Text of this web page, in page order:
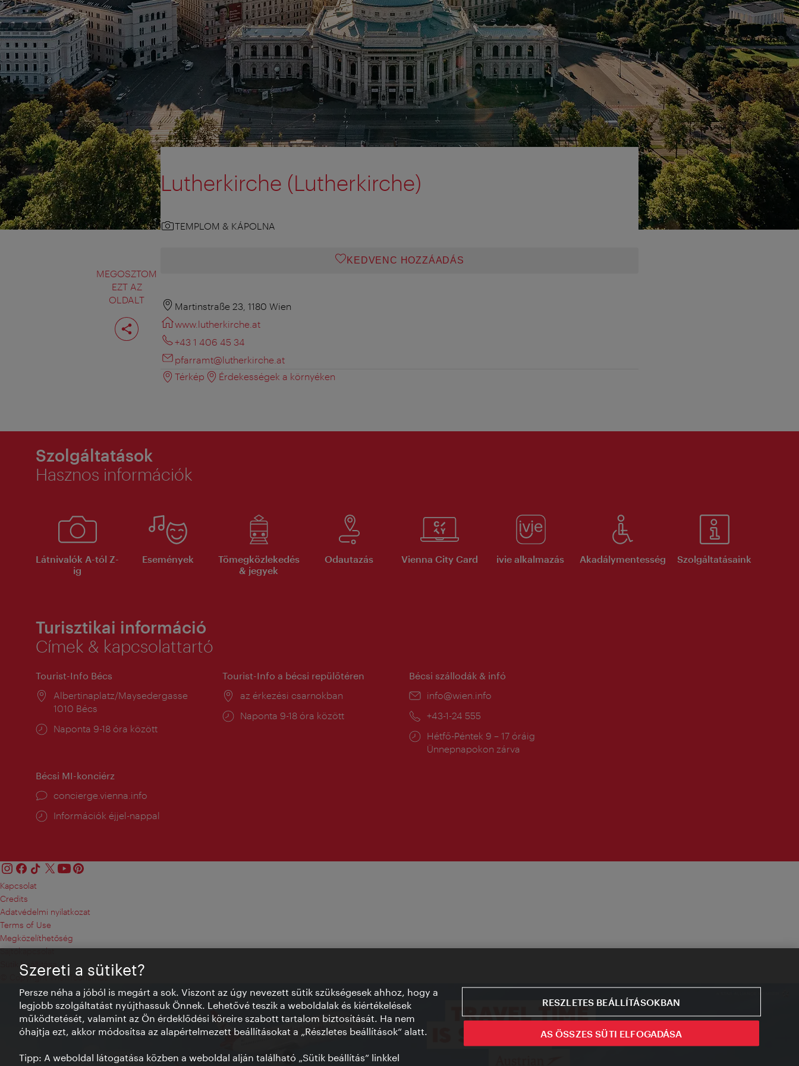
MEGOSZTOM
EZT AZ
OLDALT
Oldal
megosztása
Lutherkirche (Lutherkirche)
TEMPLOM & KÁPOLNA
KEDVENC HOZZÁADÁS
Martinstraße 23, 1180 Wien
www.lutherkirche.at
+43 1 406 45 34
pfarramt@lutherkirche.at
Térkép
Érdekességek a környéken
Szolgáltatások
Hasznos információk
Látnivalók A-tól Z-
ig
Események
Tömegközlekedés
& jegyek
Odautazás Vienna City Card ivie alkalmazás Akadálymentesség Szolgáltatásaink
Turisztikai információ
Címek & kapcsolattartó
Tourist-Info Bécs
Helyszín:
Albertinaplatz/Maysedergasse
1010 Bécs
Nyitva
Naponta 9-18 óra között
Tourist-Info a bécsi repülőtéren
Helyszín:
az érkezési csarnokban
Nyitva
Naponta 9-18 óra között
Bécsi szállodák & infó
E-
info@wien.info
Telefon:
+43-1-24 555
Nyitva
tartás:
Hétfő-Péntek 9 – 17 óráig
Ünnepnapokon zárva
Bécsi MI-konciérz
concierge.vienna.info
Információk éjjel-nappal
Kapcsolat
Credits
Adatvédelmi nyilatkozat
Terms of Use
Megközelíthetőség
Sajtókapcsolat
Sütik beállítása
© Copyright WienTourismus
Szereti a sütiket?
Persze néha a jóból is megárt a sok. Viszont az úgy nevezett sütik szükségesek ahhoz, hogy a
legjobb szolgáltatást nyújthassuk Önnek. Lehetővé teszik a weboldalak és kiértékelések
működtetését, valamint az Ön érdeklődési köreire szabott tartalom biztosítását. Ha nem
óhajtja ezt, akkor módosítsa az alapértelmezett beállításokat a „Részletes beállítások“ alatt.
Tipp: A weboldal látogatása közben a weboldal alján található „Sütik beállítás” linkkel
RESZLETES BEÁLLÍTÁSOKBAN
AS ÖSSZES SÜTI ELFOGADÁSA